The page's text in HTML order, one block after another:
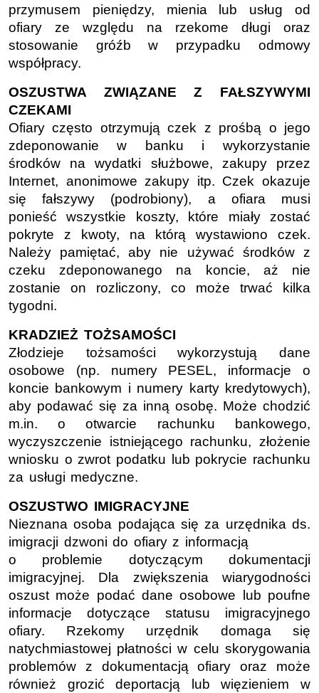
przymusem pieniędzy, mienia lub usług od
ofiary ze względu na rzekome długi oraz
stosowanie gróźb w przypadku odmowy
współpracy.
OSZUSTWA ZWIĄZANE Z FAŁSZYWYMI
CZEKAMI
Ofiary często otrzymują czek z prośbą o jego
zdeponowanie w banku i wykorzystanie
środków na wydatki służbowe, zakupy przez
Internet, anonimowe zakupy itp. Czek okazuje
się fałszywy (podrobiony), a ofiara musi
ponieść wszystkie koszty, które miały zostać
pokryte z kwoty, na którą wystawiono czek.
Należy pamiętać, aby nie używać środków z
czeku zdeponowanego na koncie, aż nie
zostanie on rozliczony, co może trwać kilka
tygodni.
KRADZIEŻ TOŻSAMOŚCI
Złodzieje tożsamości wykorzystują dane
osobowe (np. numery PESEL, informacje o
koncie bankowym i numery karty kredytowych),
aby podawać się za inną osobę. Może chodzić
m.in. o otwarcie rachunku bankowego,
wyczyszczenie istniejącego rachunku, złożenie
wniosku o zwrot podatku lub pokrycie rachunku
za usługi medyczne.
OSZUSTWO IMIGRACYJNE
Nieznana osoba podająca się za urzędnika ds.
imigracji dzwoni do ofiary z informacją
o problemie dotyczącym dokumentacji
imigracyjnej. Dla zwiększenia wiarygodności
oszust może podać dane osobowe lub poufne
informacje dotyczące statusu imigracyjnego
ofiary. Rzekomy urzędnik domaga się
natychmiastowej płatności w celu skorygowania
problemów z dokumentacją ofiary oraz może
również grozić deportacją lub więzieniem w